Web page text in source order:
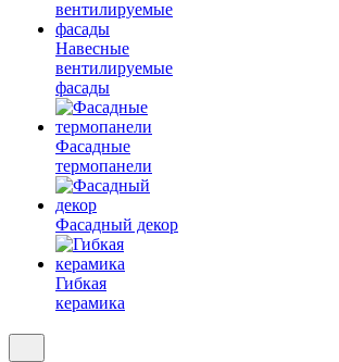
Навесные
вентилируемые
фасады
Фасадные
термопанели
Фасадный декор
Гибкая
керамика